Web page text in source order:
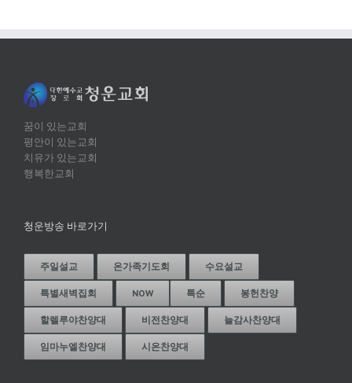
꿈이 있는교회
평안이 있는교회
치유가 있는교회
행복한교회
청운방송 바로가기
주일설교 온가족기도회 수요설교
특별새벽집회 NOW 특순 봉헌찬양
할렐루야찬양대 비전찬양대 늘감사찬양대
임마누엘찬양대 시온찬양대